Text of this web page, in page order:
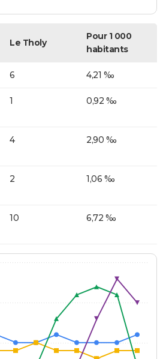
Le Tholy
Pour 1 000
habitants
6 4,21 ‰
1 0,92 ‰
4 2,90 ‰
2 1,06 ‰
10 6,72 ‰